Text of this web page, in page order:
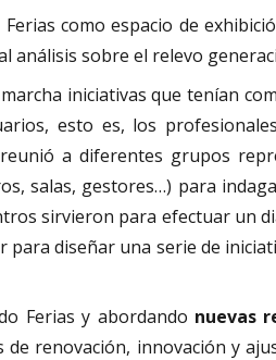
como espacio de
análisis sobre el relevo
iniciativas que tenían
esto es, los
a diferentes grupos
salas, gestores…) para
sirvieron para efectuar un
diseñar una serie de
Ferias y abordando nuevas
renovación, innovación y